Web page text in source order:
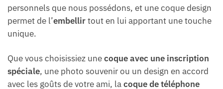
personnels que nous possédons, et une coque design
permet de l’embellirtout en lui apportant une touche
unique.
Que vous choisissiez unecoque avec une inscription
spéciale, une photo souvenir ou un design en accord
avec les goûts de votre ami, lacoque de téléphone